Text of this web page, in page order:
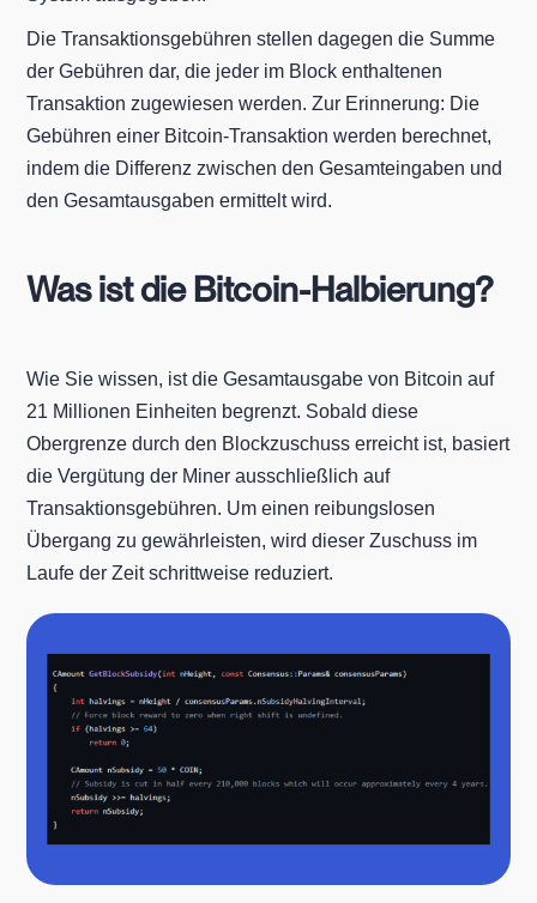
Die Transaktionsgebühren stellen dagegen die Summe
der Gebühren dar, die jeder im Block enthaltenen
Transaktion zugewiesen werden. Zur Erinnerung: Die
Gebühren einer Bitcoin-Transaktion werden berechnet,
indem die Differenz zwischen den Gesamteingaben und
den Gesamtausgaben ermittelt wird.
Was ist die Bitcoin-Halbierung?
Wie Sie wissen, ist die Gesamtausgabe von Bitcoin auf
21 Millionen Einheiten begrenzt. Sobald diese
Obergrenze durch den Blockzuschuss erreicht ist, basiert
die Vergütung der Miner ausschließlich auf
Transaktionsgebühren. Um einen reibungslosen
Übergang zu gewährleisten, wird dieser Zuschuss im
Laufe der Zeit schrittweise reduziert.